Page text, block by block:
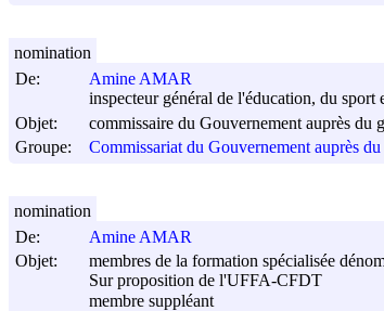
De:
Amine AMAR
inspecteur général de l'éducation, du sport
Objet:
commissaire du Gouvernement auprès
Groupe:
Commissariat du Gouvernement auprès
nomination
De:
Amine AMAR
Objet:
membres de la formation spécialisée
Sur proposition de l'UFFA-CFDT
membre suppléant
nomination